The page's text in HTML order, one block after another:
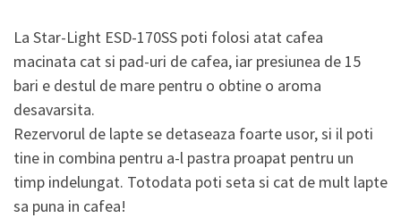
La Star-Light ESD-170SS poti folosi atat cafea
macinata cat si pad-uri de cafea, iar presiunea de 15
bari e destul de mare pentru o obtine o aroma
desavarsita.
Rezervorul de lapte se detaseaza foarte usor, si il poti
tine in combina pentru a-l pastra proapat pentru un
timp indelungat. Totodata poti seta si cat de mult lapte
sa puna in cafea!